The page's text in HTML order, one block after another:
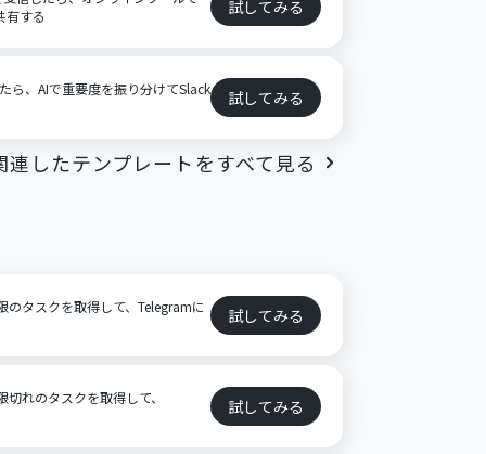
有する
試してみる
ら、AIで重要度を振り分けてSlack 試してみる
連したテンプレートをすべて見る
タスクを取得して、Telegramに 試してみる
れのタスクを取得して、 試してみる